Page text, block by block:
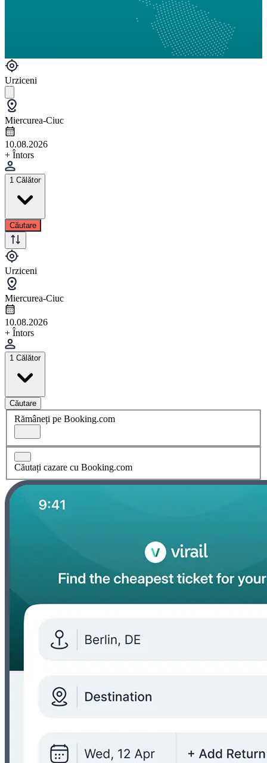
Urziceni
Miercurea-Ciuc
10.08.2026
+ Întors
1 Călător
Căutare
Urziceni
Miercurea-Ciuc
10.08.2026
+ Întors
1 Călător
Căutare
Rămâneți pe Booking.com
Căutați cazare cu Booking.com